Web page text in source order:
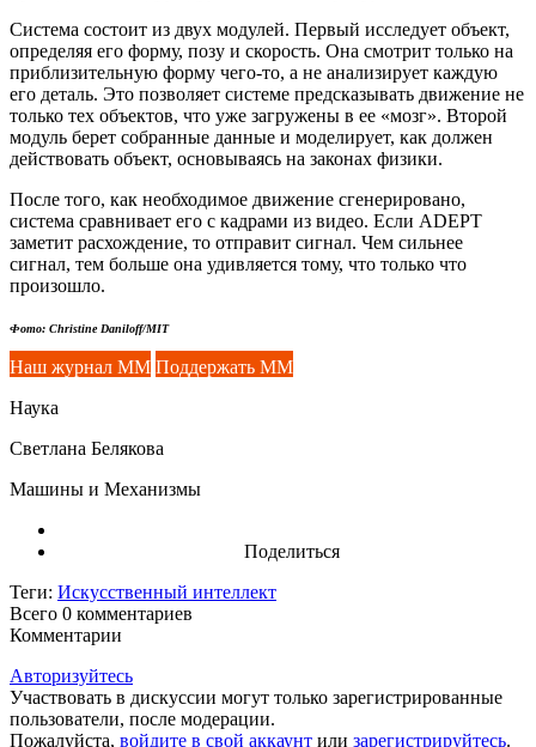
Система состоит из двух модулей. Первый исследует объект,
определяя его форму, позу и скорость. Она смотрит только на
приблизительную форму чего-то, а не анализирует каждую
его деталь. Это позволяет системе предсказывать движение не
только тех объектов, что уже загружены в ее «мозг». Второй
модуль берет собранные данные и моделирует, как должен
действовать объект, основываясь на законах физики.
После того, как необходимое движение сгенерировано,
система сравнивает его с кадрами из видео. Если ADEPT
заметит расхождение, то отправит сигнал. Чем сильнее
сигнал, тем больше она удивляется тому, что только что
произошло.
Фото: Christine Daniloff/MIT
Наш журнал ММ Поддержать ММ
Наука
Светлана Белякова
Машины и Механизмы
Поделиться
Теги: Искусственный интеллект
Всего 0 комментариев
Комментарии
Авторизуйтесь
Участвовать в дискуссии могут только зарегистрированные
пользователи, после модерации.
Пожалуйста, войдите в свой аккаунт или зарегистрируйтесь.